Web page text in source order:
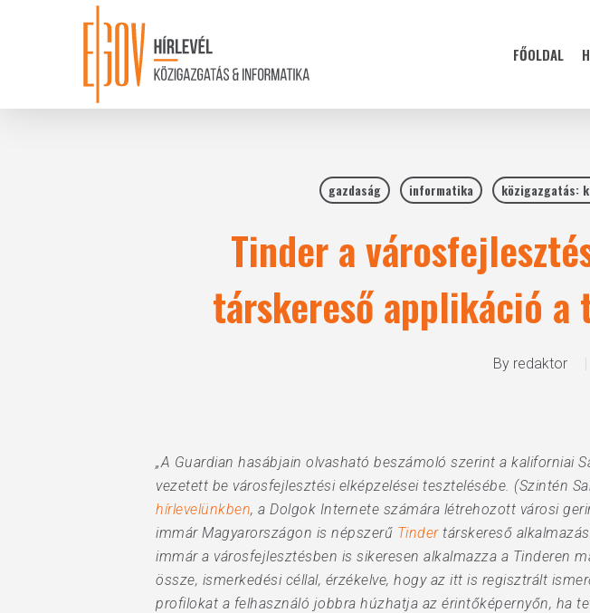
Hit enter to search or ESC to close
FŐOLDAL
gazdaság informatika közigazgatás:
Tinder a
társkereső applikáció a
By redaktor
„A Guardian hasábjain olvasható beszámoló szerint a kaliforniai
vezetett be városfejlesztési elképzelései tesztelésébe. (Szintén
hírlevelünkben, a Dolgok Internete számára létrehozott városi
immár Magyarországon is népszerű Tindertárskereső
immár a városfejlesztésben is sikeresen alkalmazza a Tinderen
össze, ismerkedési céllal, érzékelve, hogy az itt is regisztrált
profilokat a felhasználó jobbra húzhatja az érintőképernyőn, ha